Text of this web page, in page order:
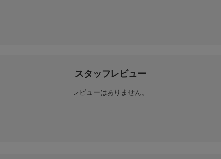
スタッフレビュー
レビューはありません。